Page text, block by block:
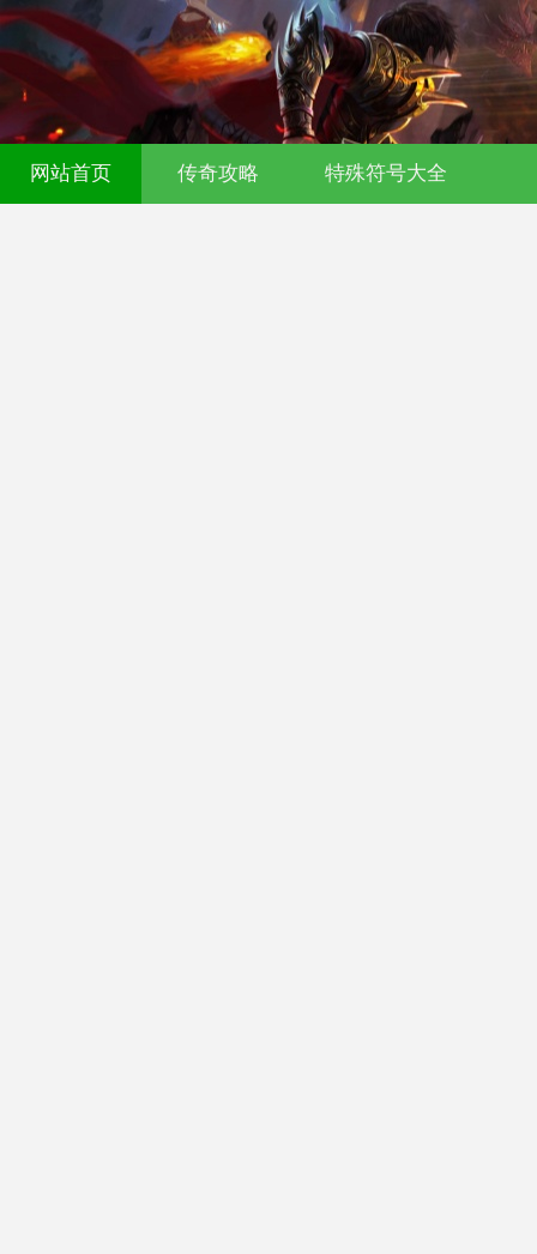
网站首页 传奇攻略 特殊符号大全